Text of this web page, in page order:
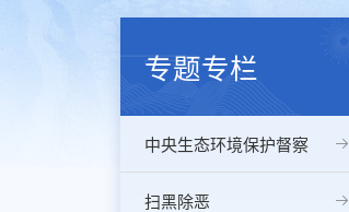
专题专栏
中央生态环境保护督察
扫黑除恶